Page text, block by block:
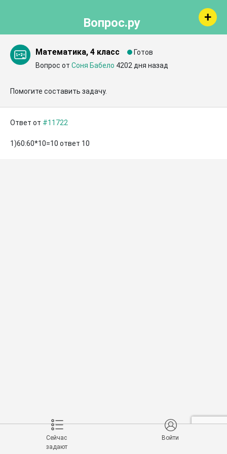
Вопрос.ру
Математика, 4 класс
Готов
Вопрос от Соня Бабело 4202 дня назад
Помогите составить задачу.
Ответ от #11722
1)60:60*10=10 ответ 10
Сейчас
задают
Войти